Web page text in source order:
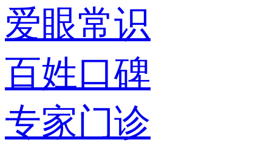
爱眼常识
百姓口碑
专家门诊